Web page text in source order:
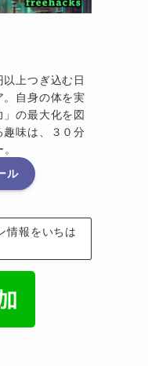
上つぎ込む日
自身の体を実
の最大化を図
味は、３０分
ル
情報をいちは